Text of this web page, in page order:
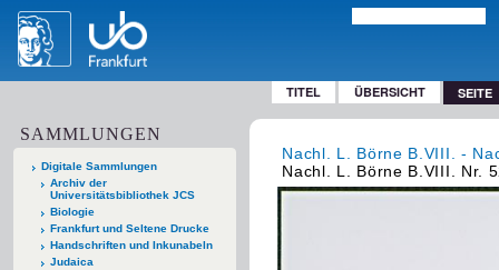
TITEL ÜBERSICHT SEITE
SAMMLUNGEN
Digitale Sammlungen
Archiv der
Universitätsbibliothek JCS
Biologie
Frankfurt und Seltene Drucke
Handschriften und Inkunabeln
Judaica
Nachl. L. Börne B.VIII. -
Nachl. L. Börne B.VIII. Nr.